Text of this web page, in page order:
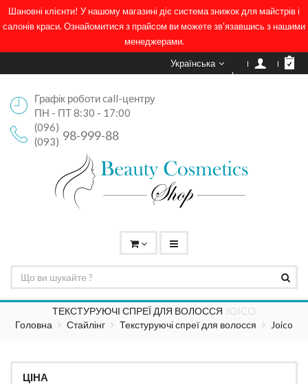
Шановні клієнти! У нашому магазині діє система знижок для майстрів і
салонів краси. Ознайомитися з прайсом ви можете зв'язавшись з нашими
менеджерами.
Українська
Графік роботи call-центру
ПН - ПТ 8:30 - 17:00
(096)
98-999-88
(093)
ТЕКСТУРУЮЧІ СПРЕЇ ДЛЯ ВОЛОССЯ JOICO
Головна
Стайлінг Текстуруючі спреї для волосся Joico
ЦІНА